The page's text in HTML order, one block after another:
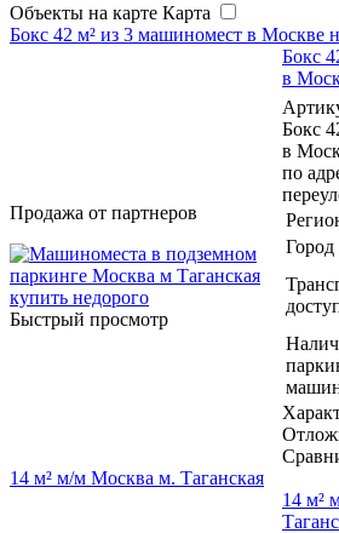
Объекты на карте Карта
Бокс 42 м² из 3 машиномест в Москве
Продажа от партнеров
Быстрый просмотр
Бокс
в
Бокс
в
по
Город
14 м² м/м Москва м. Таганская
14 м²